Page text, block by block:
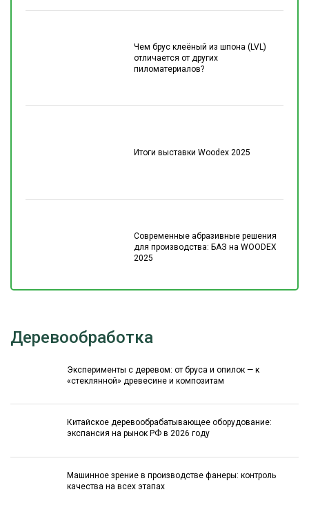
Чем брус клеёный из шпона (LVL)
отличается от других
пиломатериалов?
Итоги выставки Woodex 2025
Современные абразивные решения
для производства: БАЗ на WOODEX
2025
Деревообработка
Эксперименты с деревом: от бруса и опилок — к
«стеклянной» древесине и композитам
Китайское деревообрабатывающее оборудование:
экспансия на рынок РФ в 2026 году
Машинное зрение в производстве фанеры: контроль
качества на всех этапах